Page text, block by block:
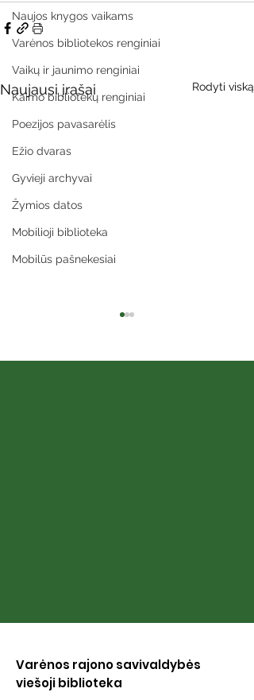
Naujos knygos vaikams
Varėnos bibliotekos renginiai
Vaikų ir jaunimo renginiai
Kaimo bibliotekų renginiai
Poezijos pavasarėlis
Ežio dvaras
Gyvieji archyvai
Žymios datos
Mobilioji biblioteka
Mobilūs pašnekesiai
Naujausi įrašai Rodyti viską
Varėnos rajono savivaldybės
viešoji biblioteka